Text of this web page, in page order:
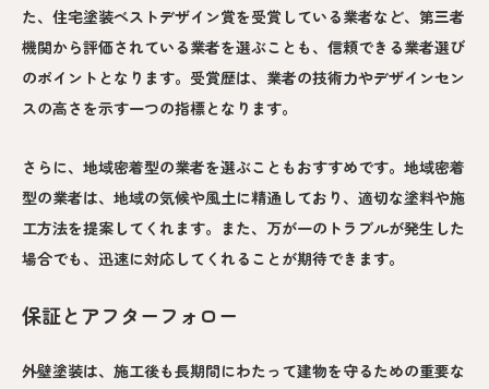
た、住宅塗装ベストデザイン賞を受賞している業者など、第三者
機関から評価されている業者を選ぶことも、信頼できる業者選び
のポイントとなります。受賞歴は、業者の技術力やデザインセン
スの高さを示す一つの指標となります。
さらに、地域密着型の業者を選ぶこともおすすめです。地域密着
型の業者は、地域の気候や風土に精通しており、適切な塗料や施
工方法を提案してくれます。また、万が一のトラブルが発生した
場合でも、迅速に対応してくれることが期待できます。
保証とアフターフォロー
外壁塗装は、施工後も長期間にわたって建物を守るための重要な